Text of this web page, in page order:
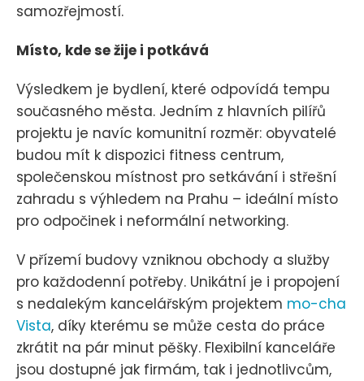
samozřejmostí.
Místo, kde se žije i potkává
Výsledkem je bydlení, které odpovídá tempu
současného města. Jedním z hlavních pilířů
projektu je navíc komunitní rozměr: obyvatelé
budou mít k dispozici fitness centrum,
společenskou místnost pro setkávání i střešní
zahradu s výhledem na Prahu – ideální místo
pro odpočinek i neformální networking.
V přízemí budovy vzniknou obchody a služby
pro každodenní potřeby. Unikátní je i propojení
s nedalekým kancelářským projektem mo-cha
Vista, díky kterému se může cesta do práce
zkrátit na pár minut pěšky. Flexibilní kanceláře
jsou dostupné jak firmám, tak i jednotlivcům,